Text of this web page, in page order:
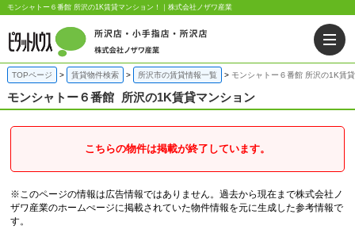
モンシャトー６番館 所沢の1K賃貸マンション！｜株式会社ノザワ産業
TOPページ 賃貸物件検索 所沢市の賃貸情報一覧 モンシャトー６番館 所沢の1K賃
モンシャトー６番館 所沢の1K賃貸マンション
こちらの物件は掲載が終了しています。
※このページの情報は広告情報ではありません。過去から現在まで株式会社ノ
ザワ産業のホームぺージに掲載されていた物件情報を元に生成した参考情報で
す。